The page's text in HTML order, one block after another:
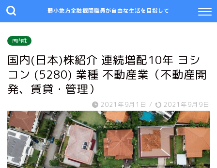
弱小地方金融機関職員が自由な生活を目指して
国内株
国内(日本)株紹介 連続増配10年 ヨシ
コン (5280) 業種 不動産業（不動産開
発、賃貸・管理）
2021年9月1日 / 2021年9月9日